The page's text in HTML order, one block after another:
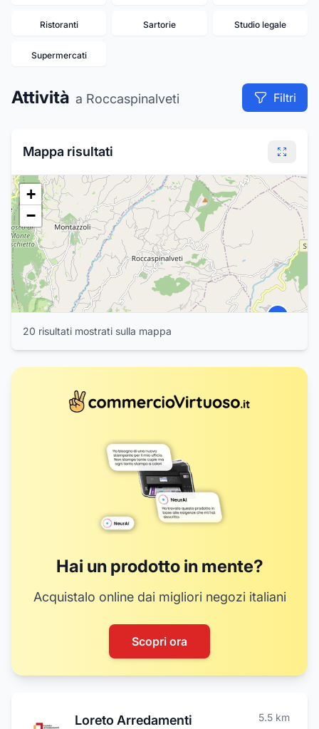
Ristoranti Sartorie Studio legale
Supermercati
Attività a Roccaspinalveti Filtri
Mappa risultati
1
45
6
7
8
9
+
−
20 risultati mostrati sulla mappa
Hai un prodotto in mente?
Acquistalo online dai migliori negozi italiani
Scopri ora
Loreto Arredamenti 5.5 km